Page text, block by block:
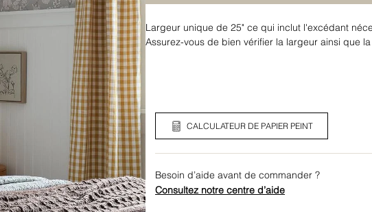
Largeur unique de 25" ce qui inclut l'excédant
Assurez-vous de bien vérifier la largeur ainsi que
CALCULATEUR DE PAPIER PEINT
Besoin d’aide avant de commander ?
Consultez notre centre d’aide